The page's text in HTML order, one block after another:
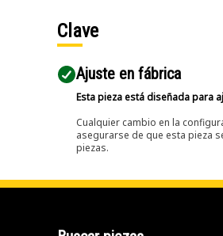
Clave
Ajuste en fábrica
Esta pieza está diseñada para
Cualquier cambio en la
asegurarse de que esta pieza
piezas.